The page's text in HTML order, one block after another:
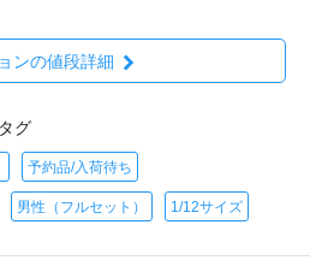
ンの値段詳細
グ
予約品/入荷待ち
男性（フルセット） 1/12サイズ